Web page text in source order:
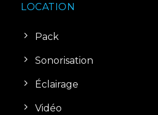
LOCATION
Pack
Sonorisation
Éclairage
Vidéo